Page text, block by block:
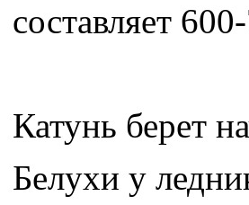
составляет
Катунь берет
Белухи у